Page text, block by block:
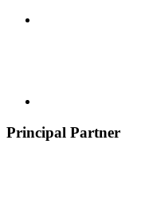
Principal Partner